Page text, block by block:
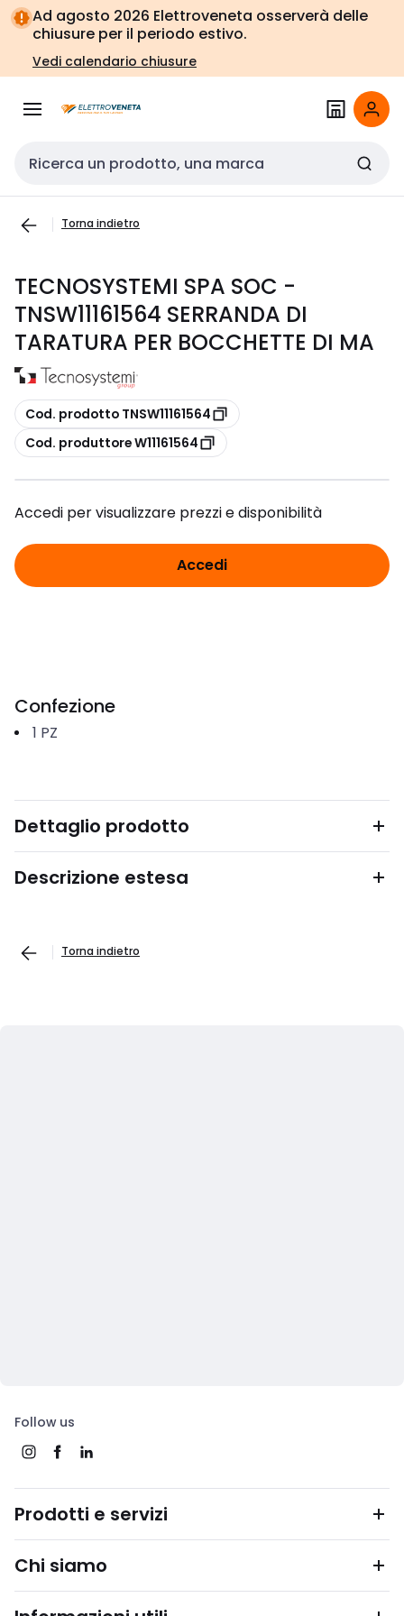
Vai alla
navigazione
Vai
alla
pagina
Ad agosto 2026 Elettroveneta osserverà delle
chiusure per il periodo estivo.
Vedi calendario chiusure
Cerca input
Torna indietro
TECNOSYSTEMI SPA SOC -
TNSW11161564 SERRANDA DI
TARATURA PER BOCCHETTE DI MA
copia
Cod. prodotto TNSW11161564
copia
Cod. produttore W11161564
Accedi per visualizzare prezzi e disponibilità
Accedi
Confezione
1 PZ
Dettaglio prodotto
Descrizione estesa
Torna indietro
Follow us
Prodotti e servizi
Chi siamo